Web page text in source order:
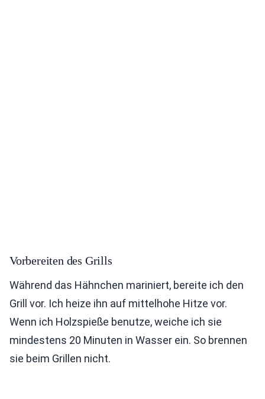
Vorbereiten des Grills
Während das Hähnchen mariniert, bereite ich den
Grill vor. Ich heize ihn auf mittelhohe Hitze vor.
Wenn ich Holzspieße benutze, weiche ich sie
mindestens 20 Minuten in Wasser ein. So brennen
sie beim Grillen nicht.